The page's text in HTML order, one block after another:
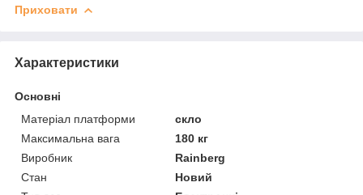
Приховати
Характеристики
Основні
Матеріал платформи
скло
Максимальна вага
180 кг
Виробник
Rainberg
Стан
Новий